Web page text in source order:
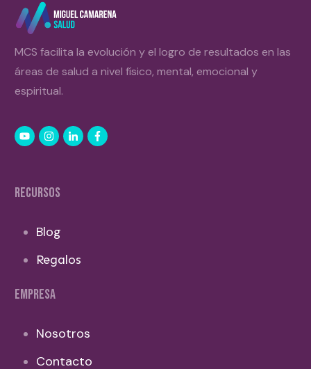
MCS facilita la evolución y el logro de resultados en las
áreas de salud a nivel físico, mental, emocional y
espiritual.
RECURSOS
Blog
Regalos
EMPRESA
Nosotros
Contacto